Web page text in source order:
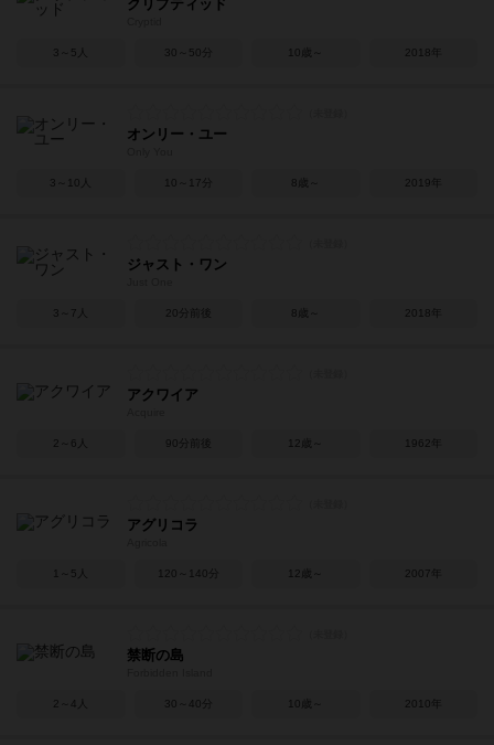
クリプティッド
3～5人 30～50分 10歳～ 2018年
オンリー・ユー
3～10人 10～17分 8歳～ 2019年
ジャスト・ワン
3～7人 20分前後 8歳～ 2018年
アクワイア
2～6人 90分前後 12歳～ 1962年
アグリコラ
1～5人 120～140分 12歳～ 2007年
禁断の島
2～4人 30～40分 10歳～ 2010年